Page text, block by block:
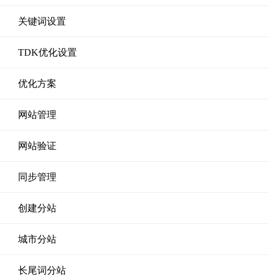
关键词设置
TDK优化设置
优化方案
网站管理
网站验证
同步管理
创建分站
城市分站
长尾词分站